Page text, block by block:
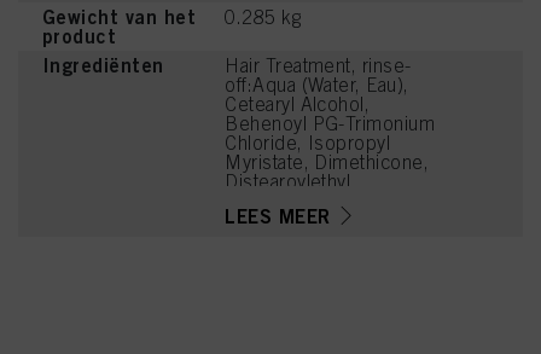
Gewicht van het
product
0.285 kg
Ingrediënten
Hair Treatment, rinse-
off:Aqua (Water, Eau),
Cetearyl Alcohol,
Behenoyl PG-Trimonium
Chloride, Isopropyl
Myristate, Dimethicone,
Distearoylethyl
Methosulfate,
LEES MEER